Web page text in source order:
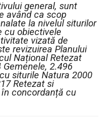
general, sunt
având ca scop
la nivelul siturilor
cu obiectivele
vizată de
revizuirea Planului
Național Retezat
2.496
siturile Natura 2000
Retezat si
în concordanță cu